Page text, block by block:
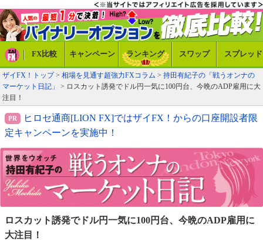
FX比較 キャンペーン ランキング スワップ スプレッド
ザイFX！トップ> 相場を見通す超強力FXコラム > 持田有紀子の「戦うオンナの
マーケット日記」
> ロスカット誘発でドル円一気に100円台、今晩のADP雇用に大
注目！
ヒロセ通商[LION FX]ではザイFX！からの口座開設者限
定キャンペーンを実施中！
ロスカット誘発でドル円一気に100円台、 今晩のADP雇用に
大注目！